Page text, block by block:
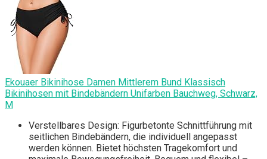
Ekouaer Bikinihose Damen Mittlerem Bund Klassisch
Bikinihosen mit Bindebändern Unifarben Bauchweg, Schwarz,
M
Verstellbares Design: Figurbetonte Schnittführung mit
seitlichen Bindebändern, die individuell angepasst
werden können. Bietet höchsten Tragekomfort und